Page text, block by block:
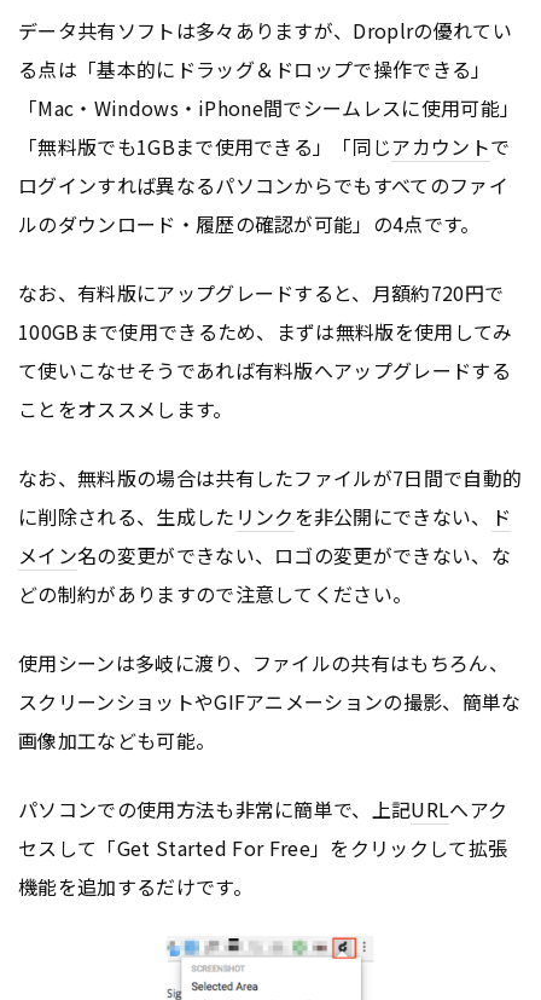
データ共有ソフトは多々ありますが、Droplrの優れてい
る点は「基本的にドラッグ＆ドロップで操作できる」
「Mac・Windows・iPhone間でシームレスに使用可能」
「無料版でも1GBまで使用できる」「同じアカウントで
ログインすれば異なるパソコンからでもすべてのファイ
ルのダウンロード・履歴の確認が可能」の4点です。
なお、有料版にアップグレードすると、月額約720円で
100GBまで使用できるため、まずは無料版を使用してみ
て使いこなせそうであれば有料版へアップグレードする
ことをオススメします。
なお、無料版の場合は共有したファイルが7日間で自動的
に削除される、生成した リンクを非公開にできない、
ド
メイン名の変更ができない、ロゴの変更ができない、な
どの制約がありますので注意してください。
使用シーンは多岐に渡り、ファイルの共有はもちろん、
スクリーンショットやGIFアニメーションの撮影、簡単な
画像加工なども可能。
パソコンでの使用方法も非常に簡単で、上記URLへアク
セスして「Get Started For Free」をクリックして拡張
機能を追加するだけです。